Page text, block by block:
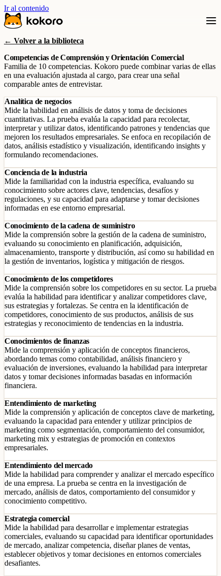
Ir al contenido
← Volver a la biblioteca
Competencias de Comprensión y Orientación Comercial
Familia de 10 competencias. Kokoro puede combinar varias de ellas
en una evaluación ajustada al cargo, para crear una señal
comparable antes de entrevistar.
Analítica de negocios
Mide la habilidad en análisis de datos y toma de decisiones
cuantitativas. La prueba evalúa la capacidad para recolectar,
interpretar y utilizar datos, identificando patrones y tendencias que
mejoren los resultados empresariales. Se enfoca en recopilación de
datos, análisis estadístico y visualización, identificando insights y
formulando recomendaciones.
Conciencia de la industria
Mide la familiaridad con la industria específica, evaluando su
conocimiento sobre actores clave, tendencias, desafíos y
regulaciones, y su capacidad para adaptarse y tomar decisiones
informadas en ese entorno empresarial.
Conocimiento de la cadena de suministro
Mide la comprensión sobre la gestión de la cadena de suministro,
evaluando su conocimiento en planificación, adquisición,
almacenamiento, transporte y distribución, así como su habilidad en
la gestión de inventarios, logística y mitigación de riesgos.
Conocimiento de los competidores
Mide la comprensión sobre los competidores en su sector. La prueba
evalúa la habilidad para identificar y analizar competidores clave,
sus estrategias y fortalezas. Se centra en la identificación de
competidores, conocimiento de sus productos, análisis de sus
estrategias y reconocimiento de tendencias en la industria.
Conocimientos de finanzas
Mide la comprensión y aplicación de conceptos financieros,
abordando temas como contabilidad, análisis financiero y
evaluación de inversiones, evaluando la habilidad para interpretar
datos y tomar decisiones informadas basadas en información
financiera.
Entendimiento de marketing
Mide la comprensión y aplicación de conceptos clave de marketing,
evaluando la capacidad para entender y utilizar principios de
marketing como segmentación, comportamiento del consumidor,
marketing mix y estrategias de promoción en contextos
empresariales.
Entendimiento del mercado
Mide la habilidad para comprender y analizar el mercado específico
de una empresa. La prueba se centra en la investigación de
mercado, análisis de datos, comportamiento del consumidor y
conocimiento competitivo.
Estrategia comercial
Mide la habilidad para desarrollar e implementar estrategias
comerciales, evaluando su capacidad para identificar oportunidades
de mercado, analizar competencia, diseñar planes de ventas,
establecer objetivos y tomar decisiones en entornos comerciales
desafiantes.